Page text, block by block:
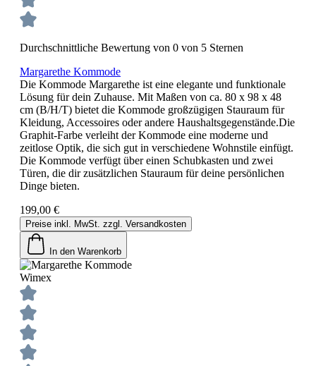
Durchschnittliche Bewertung von 0 von 5 Sternen
Margarethe Kommode
Die Kommode Margarethe ist eine elegante und funktionale
Lösung für dein Zuhause. Mit Maßen von ca. 80 x 98 x 48
cm (B/H/T) bietet die Kommode großzügigen Stauraum für
Kleidung, Accessoires oder andere Haushaltsgegenstände.Die
Graphit-Farbe verleiht der Kommode eine moderne und
zeitlose Optik, die sich gut in verschiedene Wohnstile einfügt.
Die Kommode verfügt über einen Schubkasten und zwei
Türen, die dir zusätzlichen Stauraum für deine persönlichen
Dinge bieten.
199,00 €
Preise inkl. MwSt. zzgl. Versandkosten
In den Warenkorb
Wimex